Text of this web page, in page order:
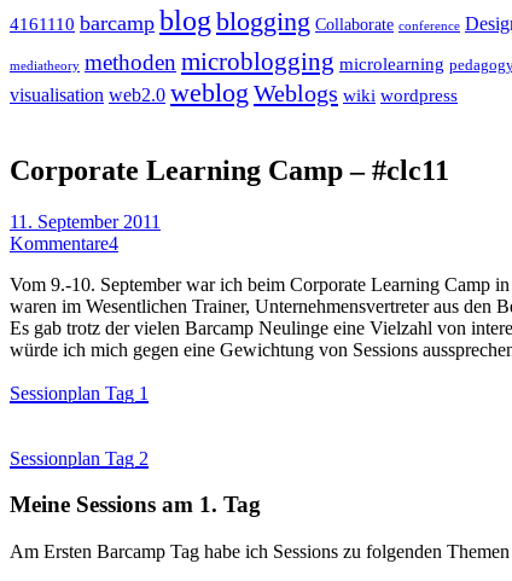
4161110 barcamp blog blogging Collaborate conference
mediatheory methoden microblogging microlearning
visualisation web2.0 weblog Weblogs wiki wordpress
Corporate Learning Camp – #clc11
11. September 2011
Kommentare4
Vom 9.-10. September war ich beim Corporate Learning Camp
waren im Wesentlichen Trainer, Unternehmensvertreter aus
Es gab trotz der vielen Barcamp Neulinge eine Vielzahl von
würde ich mich gegen eine Gewichtung von Sessions
Sessionplan Tag 1
Sessionplan Tag 2
Meine Sessions am 1. Tag
Am Ersten Barcamp Tag habe ich Sessions zu folgenden Themen